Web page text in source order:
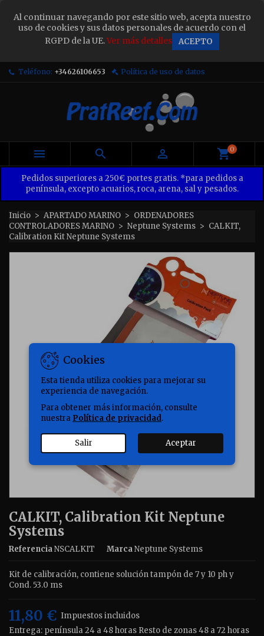
Al continuar navegando por este sitio web, acepta nuestro
uso de cookies y sus datos personales de acuerdo con el
RGPD de la UE.Ver más detalles ACEPTO
Teléfono: +34626106653 Política de uso de datos
   0
Pedidos superiores a 250€ portes gratis. *para pedidos a
península, excepto acuarios, roca, arena, sal y pesados.
Inicio APARTADO MARINO
ORDENADORES
CONTROLADORES MARINO
Neptune Systems
CALKIT,
Calibration Kit Neptune Systems
CALKIT, Calibration Kit Neptune
Systems
ReferenciaNSCALKIT MarcaNeptune Systems
Kit de calibración, contiene solución tampón de 7 y 10 ph y
Cond. 53.0 ms
11,80 € Impuestos incluidos
Entrega: península 24 a 48 horas Resto de zonas 48 a 72 horas
Cookies
Esta tienda utiliza cookies para mejorar su
experiencia de navegación.
Para obtener más información, consulte
nuestra Política de privacidad.
Salir Aceptar
Sign in ×
You need to be logged in to save products in your
wish list.